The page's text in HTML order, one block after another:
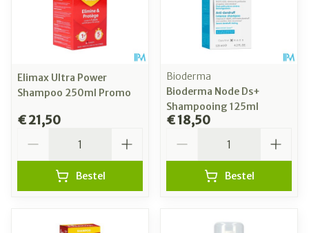
Elimax Ultra Power
Shampoo 250ml Promo
€ 21,50
Bestel
Bioderma
Bioderma Node Ds+
Shampooing 125ml
€ 18,50
Bestel